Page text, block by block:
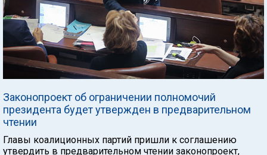
Законопроект об ограничении полномочий
президента будет утвержден в предварительном
чтении
Главы коалиционных партий пришли к соглашению
утвердить в предварительном чтении законопроект,